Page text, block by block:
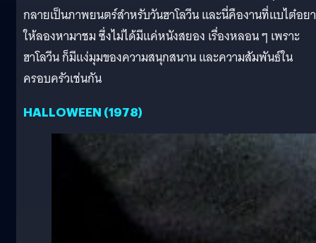
กลายเป็นภาพยนตร์สำหรับวันฮาโลวีน และนี่คืองานที่แบไต๋อย
ให้ลองหามาชม ซึ่งไม่ได้มีแค่หนังสยอง เรื่องหลอน ๆ เพราะ
ฮาโลวีน ก็มีแง่มุมของความสนุกสนาน และความสัมพันธ์ใน
ครอบครัวเช่นกัน
HALLOWEEN (1978)